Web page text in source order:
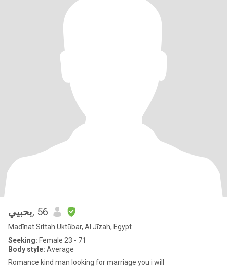
بحبيي, 56
Madīnat Sittah Uktūbar, Al Jīzah, Egypt
Seeking: Female 23 - 71
Body style: Average
Romance kind man looking for marriage you i will